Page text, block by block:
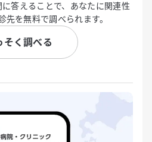
答えることで、あなたに関連性
先を無料で調べられます。
そく調べる